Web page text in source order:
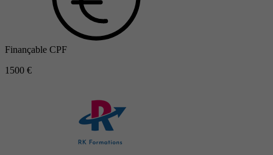
Finançable CPF
1500 €